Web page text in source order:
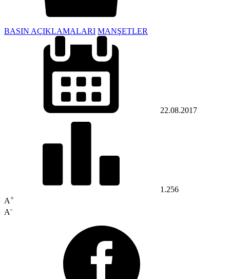
BASIN AÇIKLAMALARI MANŞETLER
22.08.2017
1.256
A+
A-